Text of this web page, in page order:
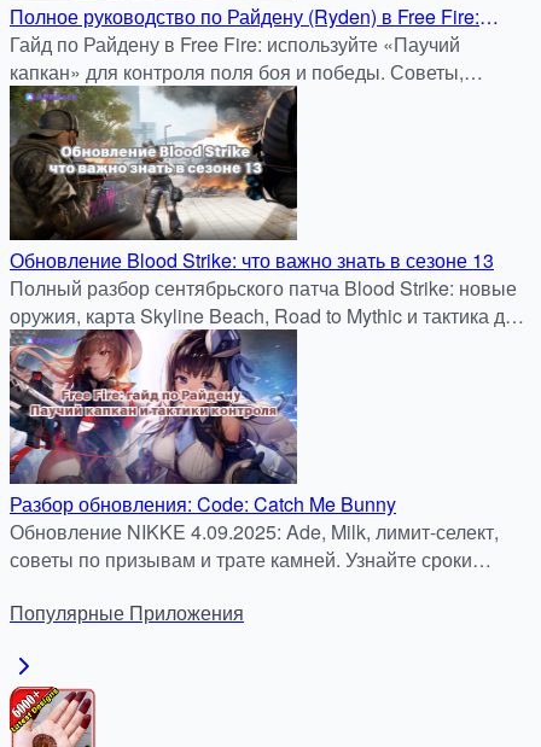
Полное руководство по Райдену (Ryden) в Free Fire:
Контролируйте поле боя с Паучьим капканом!
Гайд по Райдену в Free Fire: используйте «Паучий
капкан» для контроля поля боя и победы. Советы,
тактики и лучшие стратегии для вашей команды!
Обновление Blood Strike: что важно знать в сезоне 13
Полный разбор сентябрьского патча Blood Strike: новые
оружия, карта Skyline Beach, Road to Mythic и тактика для
быстрого старта.
Разбор обновления: Code: Catch Me Bunny
Обновление NIKKE 4.09.2025: Ade, Milk, лимит-селект,
советы по призывам и трате камней. Узнайте сроки
Популярные Приложения